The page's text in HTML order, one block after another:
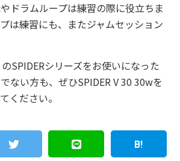
ドラムループは練習の際に役立ちま
は練習にも、またジャムセッション
SPIDERシリーズをお使いになった
ない方も、ぜひSPIDER V 30 30wを
ください。